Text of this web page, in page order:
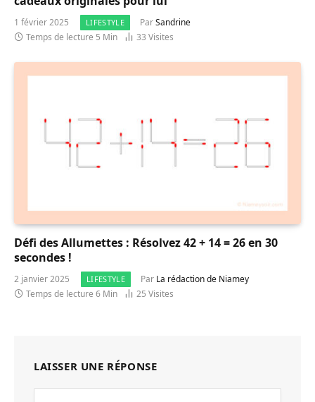
1 février 2025 LIFESTYLE ParSandrine
Temps de lecture 5 Min
33 Visites
Défi des Allumettes : Résolvez 42 + 14 = 26 en 30
secondes !
2 janvier 2025 LIFESTYLE Par La rédaction de Niamey
Temps de lecture 6 Min
25 Visites
LAISSER UNE RÉPONSE